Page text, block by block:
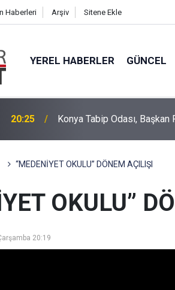
Haberleri Arşiv Sitene Ekle
YEREL HABERLER GÜNCEL
18:14 Konya’da Fuhuş
“MEDENİYET OKULU” DÖNEM AÇILIŞI
OKULU”
20:19